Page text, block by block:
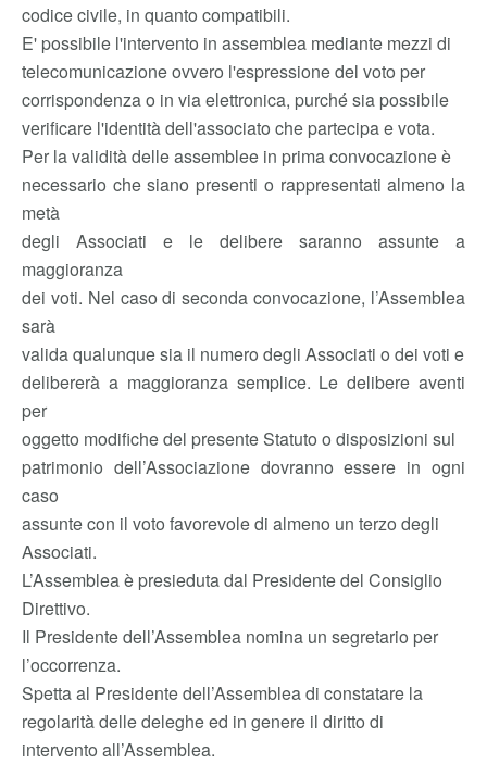
codice civile, in quanto compatibili.
E' possibile l'intervento in assemblea mediante mezzi di
telecomunicazione ovvero l'espressione del voto per
corrispondenza o in via elettronica, purché sia possibile
verificare l'identità dell'associato che partecipa e vota.
Per la validità delle assemblee in prima convocazione è
necessario che siano presenti o rappresentati almeno la
metà
degli Associati e le delibere saranno assunte a
maggioranza
dei voti. Nel caso di seconda convocazione, l’Assemblea
sarà
valida qualunque sia il numero degli Associati o dei voti e
delibererà a maggioranza semplice. Le delibere aventi
per
oggetto modifiche del presente Statuto o disposizioni sul
patrimonio dell’Associazione dovranno essere in ogni
caso
assunte con il voto favorevole di almeno un terzo degli
Associati.
L’Assemblea è presieduta dal Presidente del Consiglio
Direttivo.
Il Presidente dell’Assemblea nomina un segretario per
l’occorrenza.
Spetta al Presidente dell’Assemblea di constatare la
regolarità delle deleghe ed in genere il diritto di
intervento all’Assemblea.